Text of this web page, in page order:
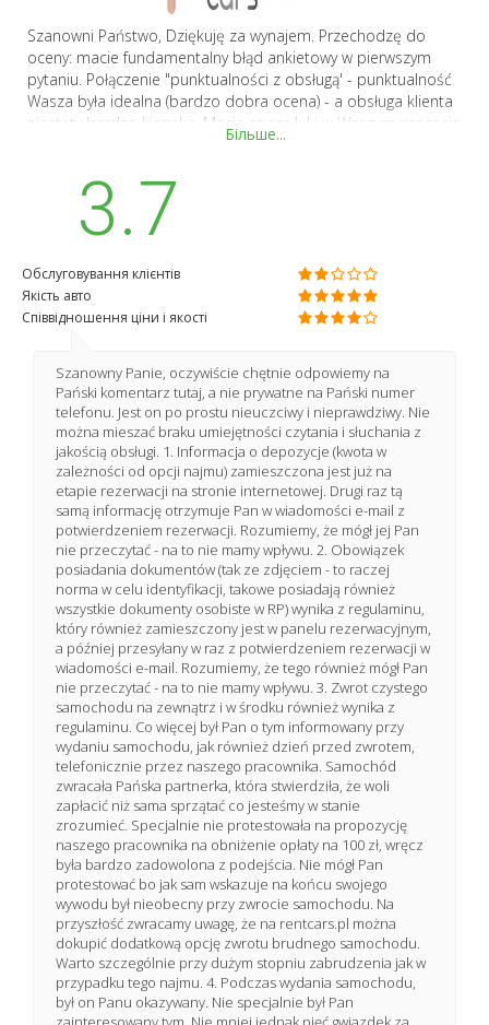
Szanowni Państwo, Dziękuję za wynajem. Przechodzę do
oceny: macie fundamentalny błąd ankietowy w pierwszym
pytaniu. Połączenie "punktualności z obsługą' - punktualność
Wasza była idealna (bardzo dobra ocena) - a obsługa klienta
niestety bardzo kiepska. Macie spore luki w Waszym procesie
komunikacji z klientem - plus reakcja osoby wynajmującej
przekazaniu samochodu) bardzo mierna. W procesie
rozmowy "wynajmowej" - nie przekazano mi że: jest depozyt
200, nie przekazano mi, e potrzebne są dwa dokumenty ze
poinformowano mnie, że samochód ma być umyty (a jedynie
posprzątany) - gdzie przekonany byłem, że zewnętrze i tak
jest myte przez Was przed przekazaniem komuś innemu
przekazująca nie przeszła ze mną dookoła samochodu abym
upewnił się, że wszystko w nim jest w idealnym stanie. Po
czym dowiedziałem się, że umycie samochodu będzie
kosztować 200 PLN - a kiedy zaprotestowaliśmy - przyszła
zgoda na 100. Przy przedłużeniu zażądaliście opłatę z góry...
to traktowanie klienta jak złodzieja - rozumiem przy
pierwszym wynajmie - ale to przedłużenie o dwa dni. Osoba
przekazująca (kobieta) - kiedy jej powiedziałem o tych
uchybieniach powiedziała: to nie my, to Ci w biurze. Wniosek:
nie mam w sobie chęci do Was wrócić czy polecić. Nikt się
jeszcze ze mną nie skontaktował w sprawie zwrotu 100 PLN
(przy odbiore mnie nie było z kartą). Ciekaw jestem, czy
ktokolwiek mi na to odpowie... mój telefon: 512 079 789
Krzysztof Sarnecki
Більше...
3.7
Обслуговування клієнтів
Якість авто
Співвідношення ціни і якості
Szanowny Panie, oczywiście chętnie odpowiemy na
Pański komentarz tutaj, a nie prywatne na Pański numer
telefonu. Jest on po prostu nieuczciwy i nieprawdziwy. Nie
można mieszać braku umiejętności czytania i słuchania z
jakością obsługi. 1. Informacja o depozycje (kwota w
zależności od opcji najmu) zamieszczona jest już na
etapie rezerwacji na stronie internetowej. Drugi raz tą
samą informację otrzymuje Pan w wiadomości e-mail z
potwierdzeniem rezerwacji. Rozumiemy, że mógł jej Pan
nie przeczytać - na to nie mamy wpływu. 2. Obowiązek
posiadania dokumentów (tak ze zdjęciem - to raczej
norma w celu identyfikacji, takowe posiadają również
wszystkie dokumenty osobiste w RP) wynika z regulaminu,
który również zamieszczony jest w panelu rezerwacyjnym,
a później przesyłany w raz z potwierdzeniem rezerwacji w
wiadomości e-mail. Rozumiemy, że tego również mógł Pan
nie przeczytać - na to nie mamy wpływu. 3. Zwrot czystego
samochodu na zewnątrz i w środku również wynika z
regulaminu. Co więcej był Pan o tym informowany przy
wydaniu samochodu, jak również dzień przed zwrotem,
telefonicznie przez naszego pracownika. Samochód
zwracała Pańska partnerka, która stwierdziła, że woli
zapłacić niż sama sprzątać co jesteśmy w stanie
zrozumieć. Specjalnie nie protestowała na propozycję
naszego pracownika na obniżenie opłaty na 100 zł, wręcz
była bardzo zadowolona z podejścia. Nie mógł Pan
protestować bo jak sam wskazuje na końcu swojego
wywodu był nieobecny przy zwrocie samochodu. Na
przyszłość zwracamy uwagę, że na rentcars.pl można
dokupić dodatkową opcję zwrotu brudnego samochodu.
Warto szczególnie przy dużym stopniu zabrudzenia jak w
przypadku tego najmu. 4. Podczas wydania samochodu,
był on Panu okazywany. Nie specjalnie był Pan